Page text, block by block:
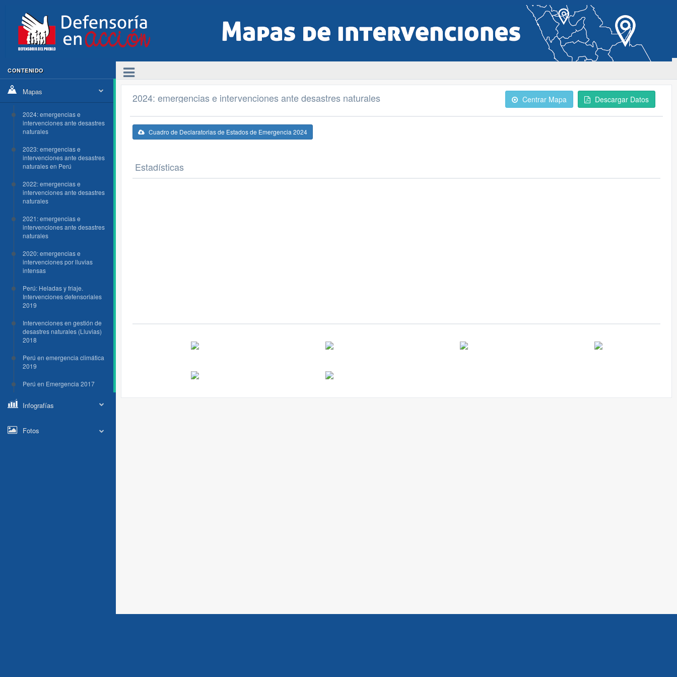
CONTENIDO
Mapas
2024: emergencias e
intervenciones ante desastres
naturales
2023: emergencias e
intervenciones ante desastres
naturales en Perú
2022: emergencias e
intervenciones ante desastres
naturales
2021: emergencias e
intervenciones ante desastres
naturales
2020: emergencias e
intervenciones por lluvias
intensas
Perú: Heladas y friaje.
Intervenciones defensoriales
2019
Intervenciones en gestión de
desastres naturales (Lluvias)
2018
Perú en emergencia climática
2019
Perú en Emergencia 2017
Infografías
Fotos
2024: emergencias e intervenciones ante desastres naturales Centrar Mapa Descargar Datos
Cuadro de Declaratorias de Estados de Emergencia 2024
Estadísticas